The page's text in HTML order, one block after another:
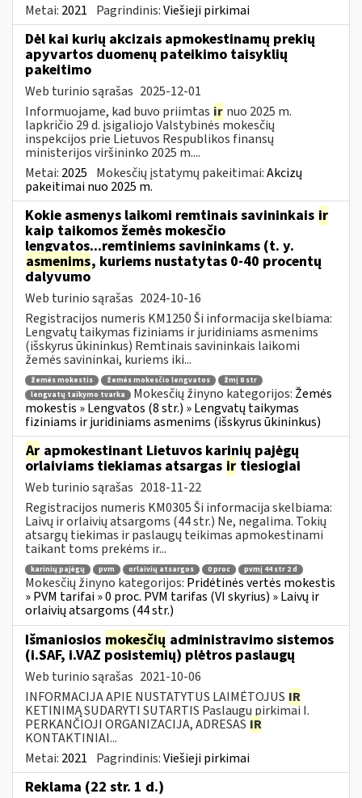
Metai: 2021 Pagrindinis:Viešieji pirkimai
Dėl kai kurių akcizais apmokestinamų prekių
apyvartos duomenų pateikimo taisyklių
pakeitimo
Web turinio sąrašas 2025-12-01
Informuojame, kad buvo priimtas ir nuo 2025 m.
lapkričio 29 d. įsigaliojo Valstybinės mokesčių
inspekcijos prie Lietuvos Respublikos finansų
ministerijos viršininko 2025 m....
Metai: 2025 Mokesčių įstatymų pakeitimai:Akcizų
pakeitimai nuo 2025 m.
Kokie asmenys laikomi remtinais savininkais ir
kaip taikomos žemės mokesčio
lengvatos...remtiniems savininkams (t. y.
asmenims, kuriems nustatytas 0-40 procentų
dalyvumo
Web turinio sąrašas 2024-10-16
Registracijos numeris KM1250 Ši informacija skelbiama:
Lengvatų taikymas fiziniams ir juridiniams asmenims
(išskyrus ūkininkus) Remtinais savininkais laikomi
žemės savininkai, kuriems iki...
žemės mokestis žemės mokesčio lengvatos
žmį 8 str
lengvatų taikymo tvarka
Mokesčių žinyno kategorijos: Žemės
mokestis » Lengvatos (8 str.) » Lengvatų taikymas
fiziniams ir juridiniams asmenims (išskyrus ūkininkus)
Ar apmokestinant Lietuvos karinių pajėgų
orlaiviams tiekiamas atsargas ir tiesiogiai
Web turinio sąrašas 2018-11-22
Registracijos numeris KM0305 Ši informacija skelbiama:
Laivų ir orlaivių atsargoms (44 str.) Ne, negalima. Tokių
atsargų tiekimas ir paslaugų teikimas apmokestinami
taikant toms prekėms ir...
karinių pajėgų pvm orlaivių atsargos 0 proc pvmį 44 str 2 d
Mokesčių žinyno kategorijos: Pridėtinės vertės mokestis
» PVM tarifai » 0 proc. PVM tarifas (VI skyrius) » Laivų ir
orlaivių atsargoms (44 str.)
Išmaniosios mokesčių administravimo sistemos
(i.SAF, i.VAZ posistemių) plėtros paslaugų
Web turinio sąrašas 2021-10-06
INFORMACIJA APIE NUSTATYTUS LAIMĖTOJUS IR
KETINIMĄ SUDARYTI SUTARTIS Paslaugų pirkimai I.
PERKANČIOJI ORGANIZACIJA, ADRESAS IR
KONTAKTINIAI...
Metai: 2021 Pagrindinis:Viešieji pirkimai
Reklama (22 str. 1 d.)